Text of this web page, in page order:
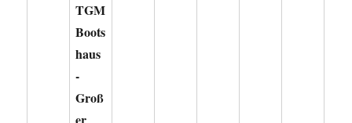
TGM
Boots
haus
-
Groß